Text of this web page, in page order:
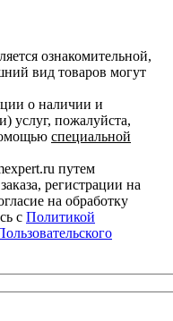
ознакомительной,
вид товаров могут
о наличии и
услуг, пожалуйста,
специальной
путем
регистрации на
на обработку
с Политикой